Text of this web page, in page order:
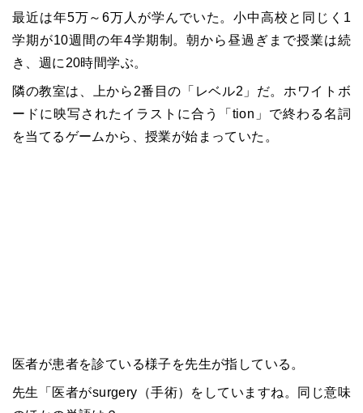
最近は年5万～6万人が学んでいた。小中高校と同じく1
学期が10週間の年4学期制。朝から昼過ぎまで授業は続
き、週に20時間学ぶ。
隣の教室は、上から2番目の「レベル2」だ。ホワイトボ
ードに映写されたイラストに合う「tion」で終わる名詞
を当てるゲームから、授業が始まっていた。
医者が患者を診ている様子を先生が指している。
先生「医者がsurgery（手術）をしていますね。同じ意味